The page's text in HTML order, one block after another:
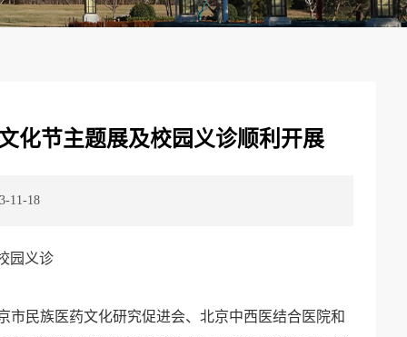
化节主题展及校园义诊顺利开展
11-18
园义诊
民族医药文化研究促进会、北京中西医结合医院和